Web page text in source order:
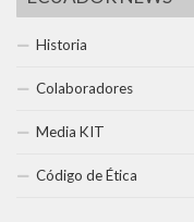
Historia
Colaboradores
Media KIT
Código de Ética